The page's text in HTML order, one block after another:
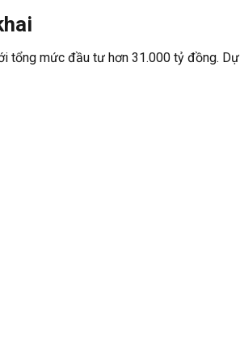
tổng mức đầu tư hơn 31.000 tỷ đồng.